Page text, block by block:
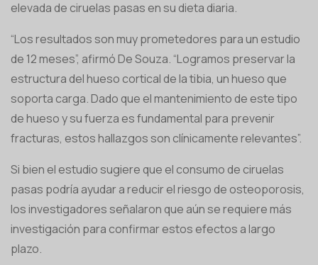
elevada de ciruelas pasas en su dieta diaria.
“Los resultados son muy prometedores para un estudio
de 12 meses”, afirmó De Souza. “Logramos preservar la
estructura del hueso cortical de la tibia, un hueso que
soporta carga. Dado que el mantenimiento de este tipo
de hueso y su fuerza es fundamental para prevenir
fracturas, estos hallazgos son clínicamente relevantes”.
Si bien el estudio sugiere que el consumo de ciruelas
pasas podría ayudar a reducir el riesgo de osteoporosis,
los investigadores señalaron que aún se requiere más
investigación para confirmar estos efectos a largo
plazo.